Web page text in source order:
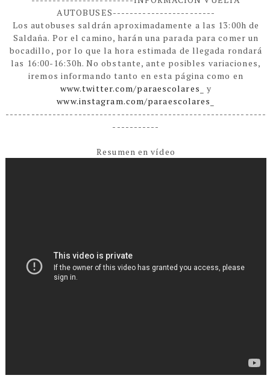
AUTOBUSES------------------------
Los autobuses saldrán aproximadamente a las 13:00h de
Saldaña. Por el camino, harán una parada para comer un
bocadillo, por lo que la hora estimada de llegada rondará
las 16:00-16:30h. No obstante, ante posibles variaciones,
iremos informando tanto en esta página como en
www.twitter.com/paraescolares_
y
www.instagram.com/paraescolares_
-------------------------------------------------------------
-----------
Resumen en vídeo